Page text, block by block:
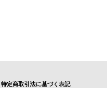
特定商取引法に基づく表記